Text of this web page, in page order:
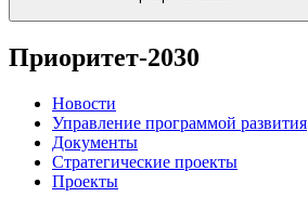
Приоритет-2030
Новости
Управление программой развития
Документы
Стратегические проекты
Проекты